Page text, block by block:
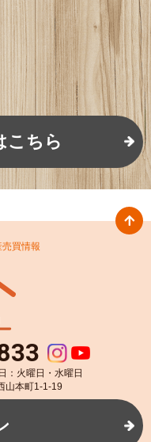
こちら
買情報
：火曜日・水曜日
山本町1-1-19